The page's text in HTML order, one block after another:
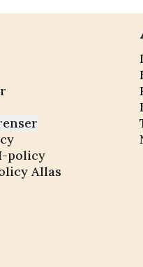
policy
Allas